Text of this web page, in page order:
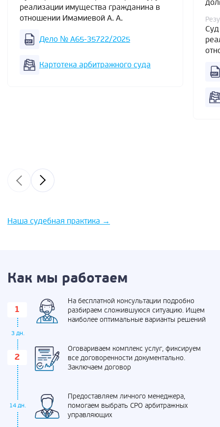
реализации имущества гражданина в
отношении Имамиевой А. А.
Дело № А65-35722/2025
Картотека арбитражного суда
Наша судебная практика →
Как мы работаем
3 дн.
На бесплатной консультации подробно
разбираем сложившуюся ситуацию. Ищем
наиболее оптимальные варианты решений
Оговариваем комплекс услуг, фиксируем
все договоренности документально.
Заключаем договор
14 дн.
Предоставляем личного менеджера,
помогаем выбрать СРО арбитражных
управляющих